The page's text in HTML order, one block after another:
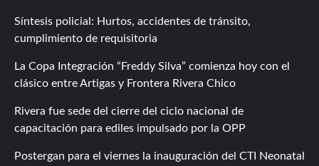
Síntesis policial: Hurtos, accidentes de tránsito,
cumplimiento de requisitoria
La Copa Integración “Freddy Silva” comienza hoy con el
clásico entre Artigas y Frontera Rivera Chico
Rivera fue sede del cierre del ciclo nacional de
capacitación para ediles impulsado por la OPP
Postergan para el viernes la inauguración del CTI Neonatal